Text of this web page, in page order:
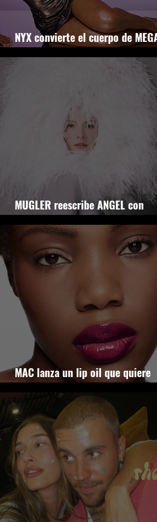
NYX convierte el cuerpo de MEGAN
THEE STALLION en luz líquida
MUGLER reescribe ANGEL con
HUNTER SCHAFER al frente
MAC lanza un lip oil que quiere
serlo TODO